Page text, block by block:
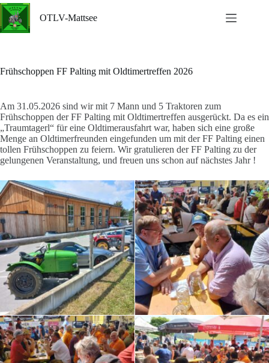
Zum
Inhalt
springen
OTLV-Mattsee
Frühschoppen FF Palting mit Oldtimertreffen 2026
Am 31.05.2026 sind wir mit 7 Mann und 5 Traktoren zum
Frühschoppen der FF Palting mit Oldtimertreffen ausgerückt. Da es ein
„Traumtagerl“ für eine Oldtimerausfahrt war, haben sich eine große
Menge an Oldtimerfreunden eingefunden um mit der FF Palting einen
tollen Frühschoppen zu feiern. Wir gratulieren der FF Palting zu der
gelungenen Veranstaltung, und freuen uns schon auf nächstes Jahr !